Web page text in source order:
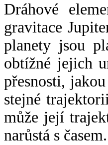
Dráhové
gravitace
planety jsou
obtížné jejich
přesnosti,
stejné
může její
narůstá s časem.